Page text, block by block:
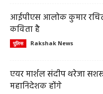
आईपीएस आलोक कुमार
कविता है
पुलिस Rakshak News
एयर मार्शल संदीप थरेजा
महानिदेशक होंगे